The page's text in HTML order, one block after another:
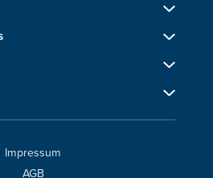
Impressum
AGB